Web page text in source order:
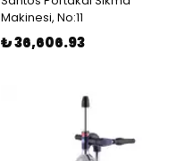
Makinesi, No:11
₺ 36,606.93